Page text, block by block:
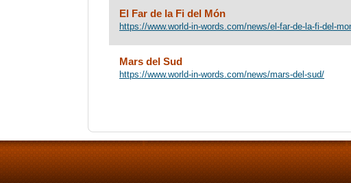
El Far de la Fi del Món
https://www.world-in-words.com/news/el-far-de-la-fi-del-
Mars del Sud
https://www.world-in-words.com/news/mars-del-sud/